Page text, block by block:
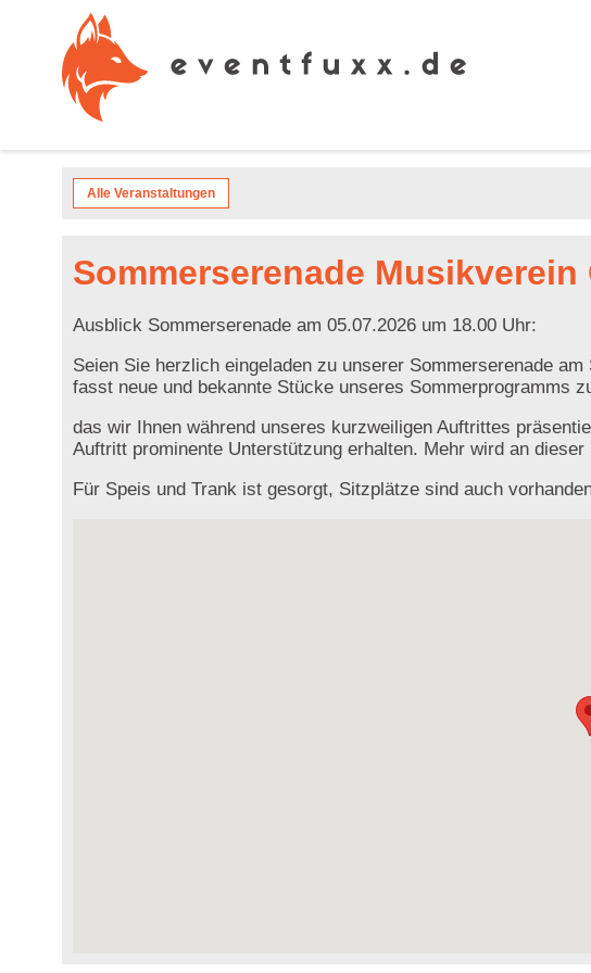
Alle Veranstaltungen
Sommerserenade Musikverein
Ausblick Sommerserenade am 05.07.2026 um 18.00 Uhr:
Seien Sie herzlich eingeladen zu unserer Sommerserenade
fasst neue und bekannte Stücke unseres Sommerprogramms
das wir Ihnen während unseres kurzweiligen Auftrittes
Auftritt prominente Unterstützung erhalten. Mehr wird an
Für Speis und Trank ist gesorgt, Sitzplätze sind auch